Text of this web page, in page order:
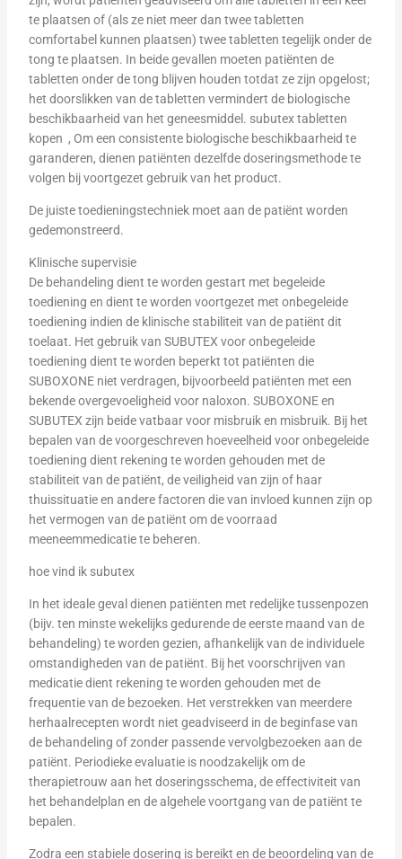
te plaatsen of (als ze niet meer dan twee tabletten
comfortabel kunnen plaatsen) twee tabletten tegelijk onder de
tong te plaatsen. In beide gevallen moeten patiënten de
tabletten onder de tong blijven houden totdat ze zijn opgelost;
het doorslikken van de tabletten vermindert de biologische
beschikbaarheid van het geneesmiddel. subutex tabletten
kopen , Om een consistente biologische beschikbaarheid te
garanderen, dienen patiënten dezelfde doseringsmethode te
volgen bij voortgezet gebruik van het product.
De juiste toedieningstechniek moet aan de patiënt worden
gedemonstreerd.
Klinische supervisie
De behandeling dient te worden gestart met begeleide
toediening en dient te worden voortgezet met onbegeleide
toediening indien de klinische stabiliteit van de patiënt dit
toelaat. Het gebruik van SUBUTEX voor onbegeleide
toediening dient te worden beperkt tot patiënten die
SUBOXONE niet verdragen, bijvoorbeeld patiënten met een
bekende overgevoeligheid voor naloxon. SUBOXONE en
SUBUTEX zijn beide vatbaar voor misbruik en misbruik. Bij het
bepalen van de voorgeschreven hoeveelheid voor onbegeleide
toediening dient rekening te worden gehouden met de
stabiliteit van de patiënt, de veiligheid van zijn of haar
thuissituatie en andere factoren die van invloed kunnen zijn op
het vermogen van de patiënt om de voorraad
meeneemmedicatie te beheren.
hoe vind ik subutex
In het ideale geval dienen patiënten met redelijke tussenpozen
(bijv. ten minste wekelijks gedurende de eerste maand van de
behandeling) te worden gezien, afhankelijk van de individuele
omstandigheden van de patiënt. Bij het voorschrijven van
medicatie dient rekening te worden gehouden met de
frequentie van de bezoeken. Het verstrekken van meerdere
herhaalrecepten wordt niet geadviseerd in de beginfase van
de behandeling of zonder passende vervolgbezoeken aan de
patiënt. Periodieke evaluatie is noodzakelijk om de
therapietrouw aan het doseringsschema, de effectiviteit van
het behandelplan en de algehele voortgang van de patiënt te
bepalen.
Zodra een stabiele dosering is bereikt en de beoordeling van de